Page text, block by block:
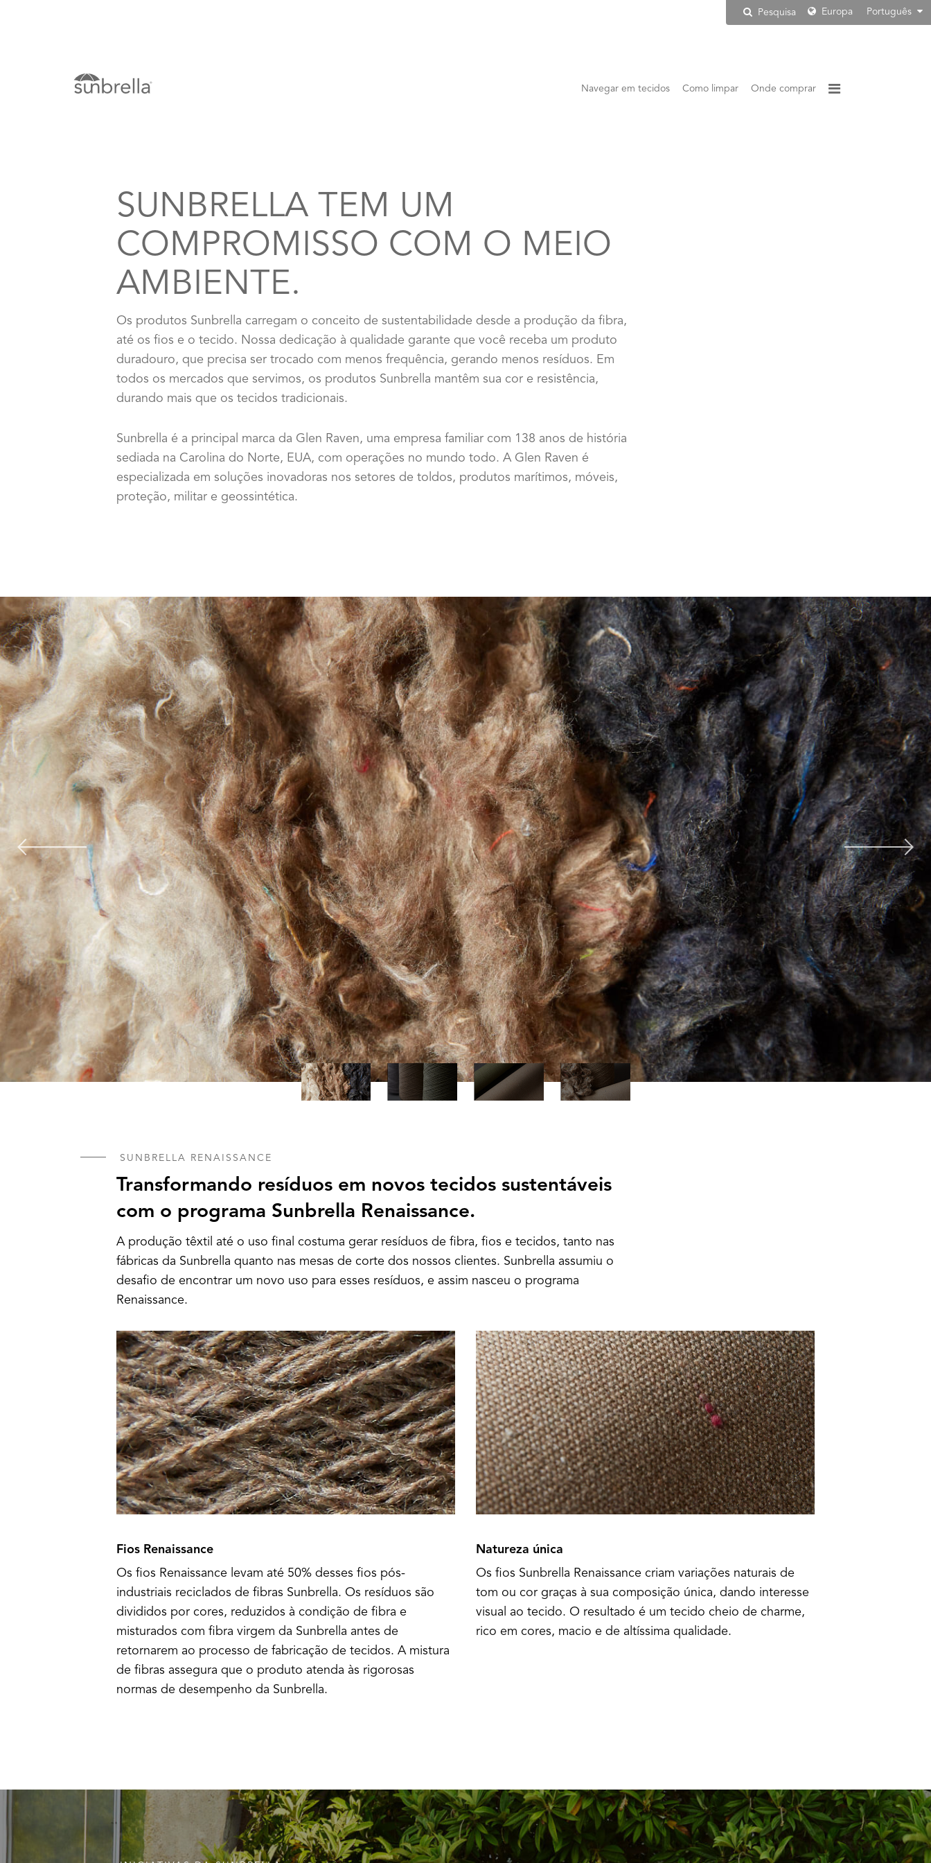
Pesquisa Europa Português
Navegar em tecidos Como limpar Onde comprar
SUNBRELLA TEM UM
COMPROMISSO COM O MEIO
AMBIENTE.
Os produtos Sunbrella carregam o conceito de sustentabilidade desde a produção da fibra,
até os fios e o tecido. Nossa dedicação à qualidade garante que você receba um produto
duradouro, que precisa ser trocado com menos frequência, gerando menos resíduos. Em
todos os mercados que servimos, os produtos Sunbrella mantêm sua cor e resistência,
durando mais que os tecidos tradicionais.
Sunbrella é a principal marca da Glen Raven, uma empresa familiar com 138 anos de história
sediada na Carolina do Norte, EUA, com operações no mundo todo. A Glen Raven é
especializada em soluções inovadoras nos setores de toldos, produtos marítimos, móveis,
proteção, militar e geossintética.
SUNBRELLA RENAISSANCE
Transformando resíduos em novos tecidos sustentáveis
com o programa Sunbrella Renaissance.
A produção têxtil até o uso final costuma gerar resíduos de fibra, fios e tecidos, tanto nas
fábricas da Sunbrella quanto nas mesas de corte dos nossos clientes. Sunbrella assumiu o
desafio de encontrar um novo uso para esses resíduos, e assim nasceu o programa
Renaissance.
Fios Renaissance
Os fios Renaissance levam até 50% desses fios pós-
industriais reciclados de fibras Sunbrella. Os resíduos são
divididos por cores, reduzidos à condição de fibra e
misturados com fibra virgem da Sunbrella antes de
retornarem ao processo de fabricação de tecidos. A mistura
de fibras assegura que o produto atenda às rigorosas
normas de desempenho da Sunbrella.
Natureza única
Os fios Sunbrella Renaissance criam variações naturais de
tom ou cor graças à sua composição única, dando interesse
visual ao tecido. O resultado é um tecido cheio de charme,
rico em cores, macio e de altíssima qualidade.